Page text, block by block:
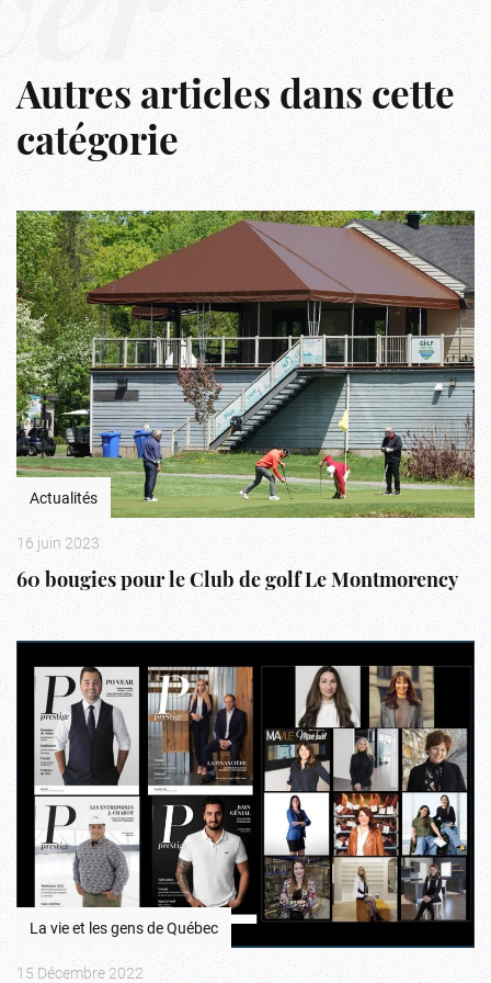
Autres articles dans cette
catégorie
Actualités
16 juin 2023
60 bougies pour le Club de golf Le Montmorency
La vie et les gens de Québec
15 Décembre 2022